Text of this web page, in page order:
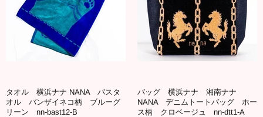
タオル 横浜ナナ NANA バスタ
オル バンザイネコ柄 ブルーグ
リーン nn-bast12-B
バッグ 横浜ナナ 湘南ナナ
NANA デニムトートバッグ ホー
ス柄 クロベージュ nn-dtt1-A